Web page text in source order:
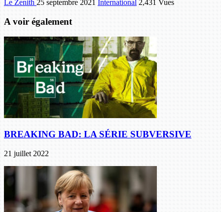
Le Zenith 25 septembre 2021 International 2,431 Vues
A voir également
BREAKING BAD: LA SÉRIE SUBVERSIVE
21 juillet 2022